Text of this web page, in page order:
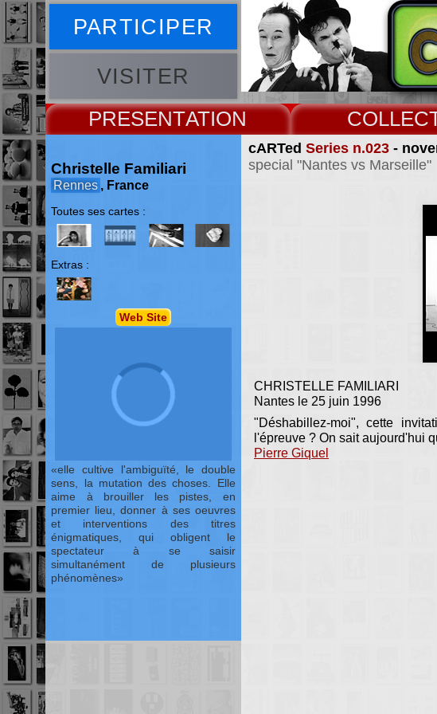
PARTICIPER
VISITER
PRESENT
cARTed Series n.023-
special "Nantes vs Marseille"
CHRISTELLE FAMILIARI
Nantes le 25 juin 1996
"Déshabillez-moi", cette
l'épreuve ? On sait aujourd'hui
Pierre Giquel
Christelle Familiari
Rennes , France
Toutes ses cartes :
Extras :
Web Site
elle cultive l'ambiguïté, le double
sens, la mutation des choses. Elle
aime à brouiller les pistes, en
premier lieu, donner à ses oeuvres
et interventions des titres
énigmatiques, qui obligent le
spectateur à se saisir
simultanément de plusieurs
phénomènes